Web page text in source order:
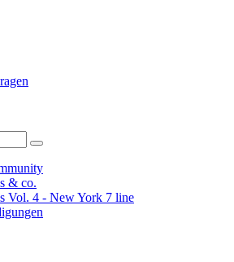
& co.
Vol. 4 - New York 7 line